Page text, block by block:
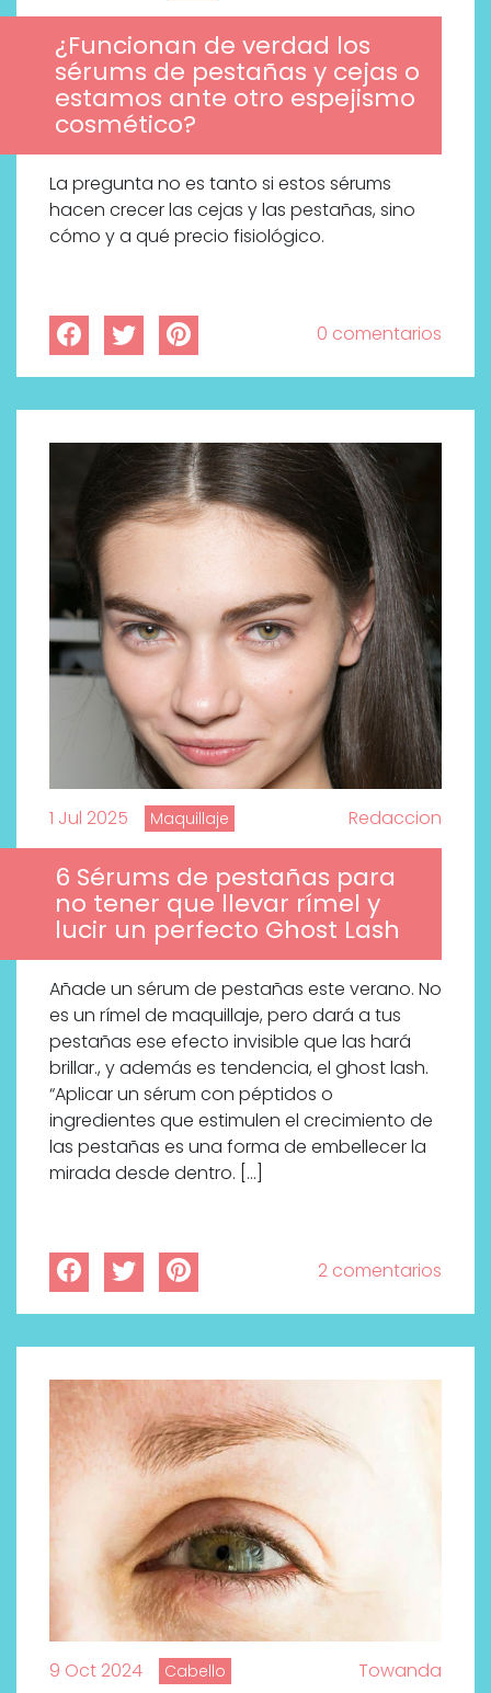
¿Funcionan de verdad los
sérums de pestañas y cejas o
estamos ante otro espejismo
cosmético?
La pregunta no es tanto si estos sérums
hacen crecer las cejas y las pestañas, sino
cómo y a qué precio fisiológico.
0 comentarios
1 Jul 2025 Maquillaje Redaccion
6 Sérums de pestañas para
no tener que llevar rímel y
lucir un perfecto Ghost Lash
Añade un sérum de pestañas este verano. No
es un rímel de maquillaje, pero dará a tus
pestañas ese efecto invisible que las hará
brillar., y además es tendencia, el ghost lash.
“Aplicar un sérum con péptidos o
ingredientes que estimulen el crecimiento de
las pestañas es una forma de embellecer la
mirada desde dentro. […]
2 comentarios
9 Oct 2024 Cabello Towanda